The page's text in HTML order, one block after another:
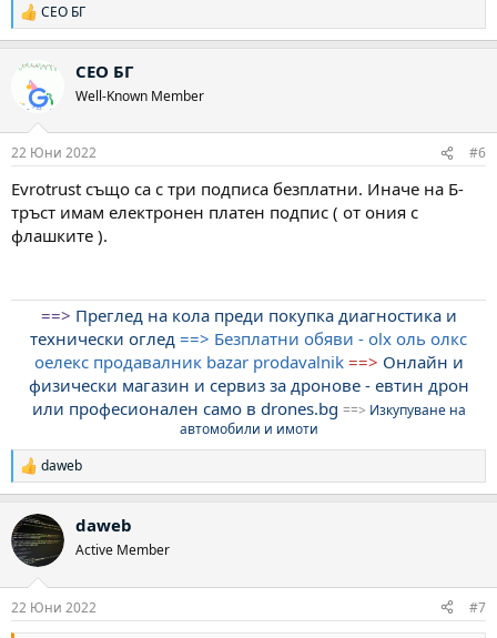
Р
е
к
ц
и
СЕО БГ
СЕО БГ
Well-Known Member
22 Юни 2022 #6
Evrotrust също са с три подписа безплатни. Иначе на Б-
тръст имам електронен платен подпис ( от ония с
флашките ).
==> Преглед на кола преди покупка диагностика и
технически оглед ==> Безплатни обяви - olx оль олкс
оелекс продавалник bazar prodavalnik ==> Онлайн и
физически магазин и сервиз за дронове - евтин дрон
или професионален само в drones.bg ==> Изкупуване на
автомобили и имоти
Р
е
к
ц
и
daweb
daweb
Active Member
22 Юни 2022 #7